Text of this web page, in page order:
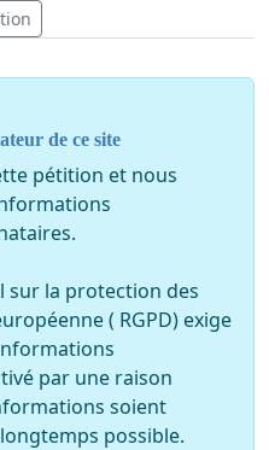
de ce site
pétition et nous
sur la protection des
( RGPD) exige
par une raison
soient
possible.